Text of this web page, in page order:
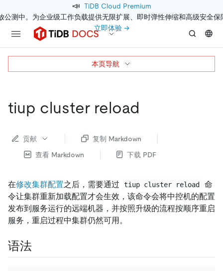
📣 TiDB Cloud Premium
公测中。为企业级工作负载提供无限扩展、即时弹性伸缩和高级安全保
立即体验 →
tiup cluster reload
贡献
复制 Markdown
查看 Markdown
下载 PDF
在修改集群配置之后，需要通过 tiup cluster reload
命
令让集群重新加载配置才会生效，该命令会将中控机的配置
发布到服务运行的远端机器，并按照升级的流程按顺序重启
服务，重启过程中集群仍然可用。
语法
本页导航